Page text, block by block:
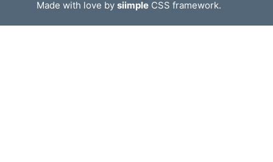
Made with love bysiimple CSS framework.